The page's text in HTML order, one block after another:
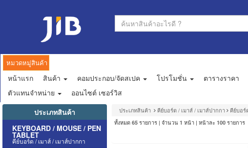
หมวดหมู่สินค้า
หน้าแรก สินค้า คอมประกอบ/จัดสเปค โปรโมชั่น ตารางราคา
ตัวแทนจำหน่าย
ออนไซต์ เซอร์วิส
ประเภทสินค้า
KEYBOARD / MOUSE / PEN
TABLET
คีย์บอร์ด / เมาส์ / เมาส์ปากกา
ประเภทสินค้า คีย์บอร์ด / เมาส์ / เมาส์ปากกา คีย์บอร์
ทั้งหมด 65 รายการ | จำนวน 1 หน้า | หน้าละ 100 รายการ